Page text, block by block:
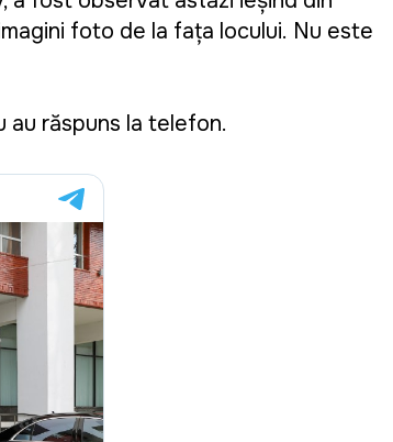
foto de la fața locului. Nu este
au răspuns la telefon.